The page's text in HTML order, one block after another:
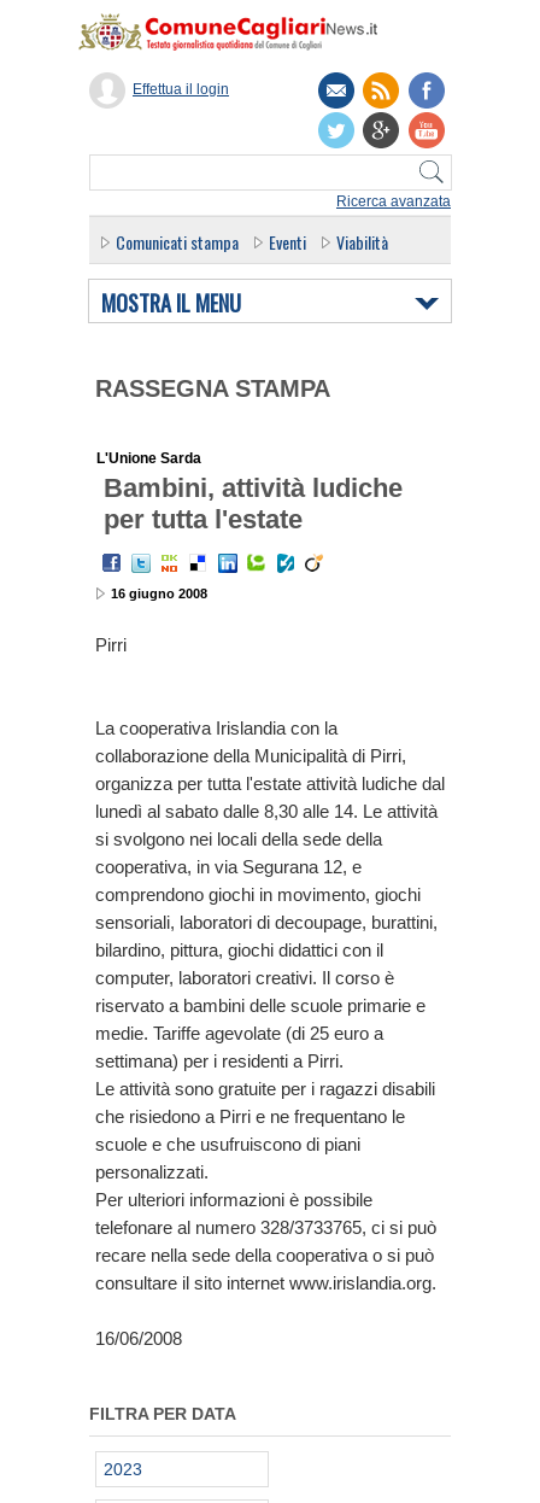
Ricerca avanzata
Effettua il login
Comunicati stampa Eventi Viabilità
MOSTRA IL MENU
RASSEGNA STAMPA
L'Unione Sarda
Bambini, attività ludiche
per tutta l'estate
16 giugno 2008
Pirri
La cooperativa Irislandia con la
collaborazione della Municipalità di Pirri,
organizza per tutta l'estate attività ludiche dal
lunedì al sabato dalle 8,30 alle 14. Le attività
si svolgono nei locali della sede della
cooperativa, in via Segurana 12, e
comprendono giochi in movimento, giochi
sensoriali, laboratori di decoupage, burattini,
bilardino, pittura, giochi didattici con il
computer, laboratori creativi. Il corso è
riservato a bambini delle scuole primarie e
medie. Tariffe agevolate (di 25 euro a
settimana) per i residenti a Pirri.
Le attività sono gratuite per i ragazzi disabili
che risiedono a Pirri e ne frequentano le
scuole e che usufruiscono di piani
personalizzati.
Per ulteriori informazioni è possibile
telefonare al numero 328/3733765, ci si può
recare nella sede della cooperativa o si può
consultare il sito internet www.irislandia.org.
16/06/2008
FILTRA PER DATA
2023